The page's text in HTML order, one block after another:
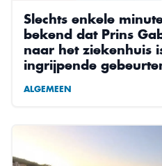
Slechts enkele
bekend dat Prins
naar het ziekenhuis
ingrijpende
ALGEMEEN